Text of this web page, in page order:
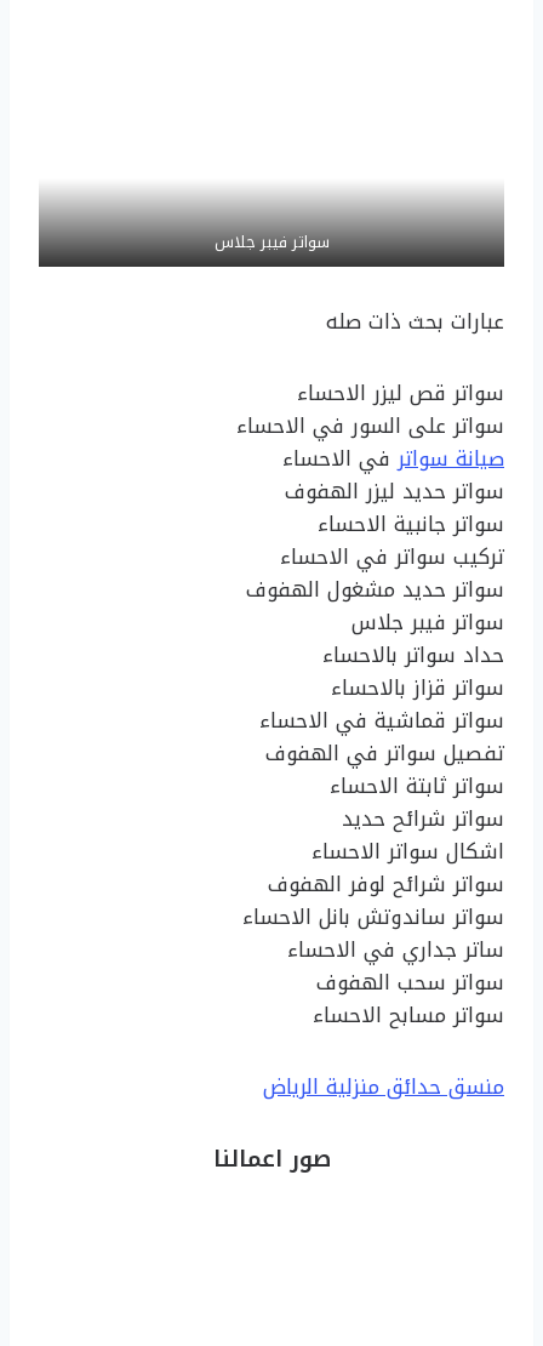
سواتر فيبر جلاس
عبارات بحث ذات صله
سواتر قص ليزر الاحساء
سواتر على السور في الاحساء
صيانة سواتر في الاحساء
سواتر حديد ليزر الهفوف
سواتر جانبية الاحساء
تركيب سواتر في الاحساء
سواتر حديد مشغول الهفوف
سواتر فيبر جلاس
حداد سواتر بالاحساء
سواتر قزاز بالاحساء
سواتر قماشية في الاحساء
تفصيل سواتر في الهفوف
سواتر ثابتة الاحساء
سواتر شرائح حديد
اشكال سواتر الاحساء
سواتر شرائح لوفر الهفوف
سواتر ساندوتش بانل الاحساء
ساتر جداري في الاحساء
سواتر سحب الهفوف
سواتر مسابح الاحساء
منسق حدائق منزلية الرياض
صور اعمالنا